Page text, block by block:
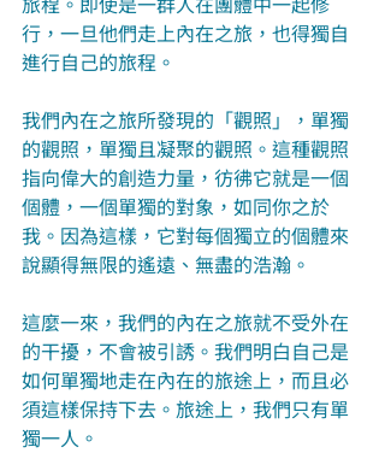
行，一旦他們走上內在之旅，也得獨自
進行自己的旅程。
我們內在之旅所發現的「觀照」，單獨
的觀照，單獨且凝聚的觀照。這種觀照
指向偉大的創造力量，彷彿它就是一個
個體，一個單獨的對象，如同你之於
我。因為這樣，它對每個獨立的個體來
說顯得無限的遙遠、無盡的浩瀚。
這麼一來，我們的內在之旅就不受外在
的干擾，不會被引誘。我們明白自己是
如何單獨地走在內在的旅途上，而且必
須這樣保持下去。旅途上，我們只有單
獨一人。